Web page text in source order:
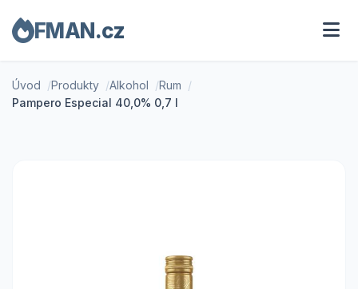
FMAN.cz
Úvod Produkty Alkohol
Rum
Pampero Especial 40,0% 0,7 l